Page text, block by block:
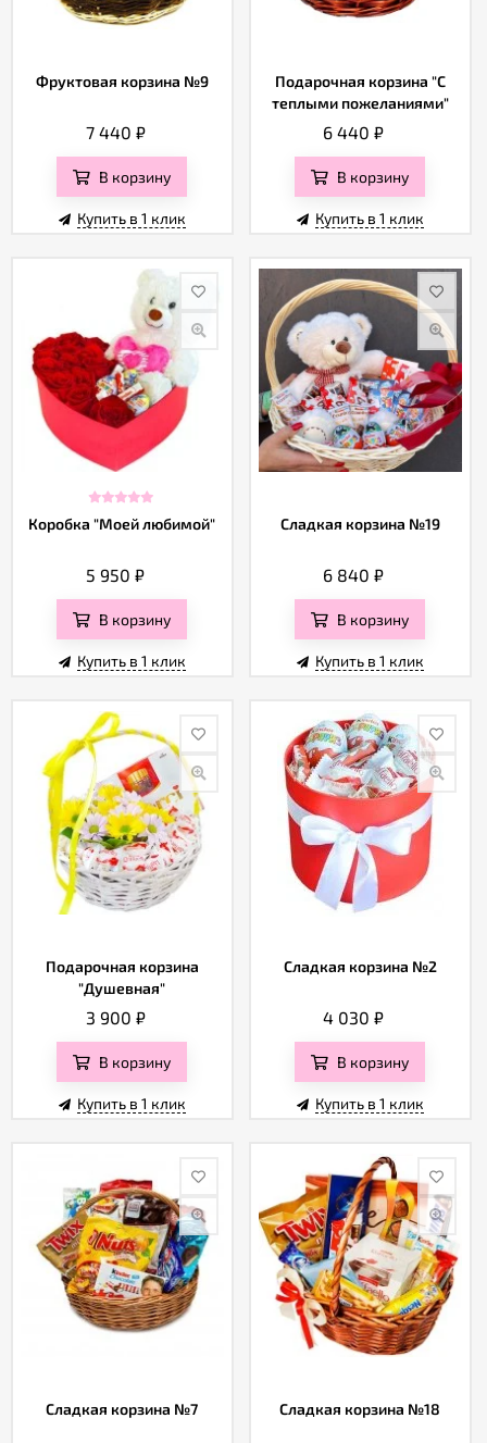
Фруктовая корзина №9
7 440 ₽
В корзину
Купить в 1 клик
Подарочная корзина "С
теплыми пожеланиями"
6 440₽
В корзину
Купить в 1 клик
Коробка "Моей любимой"
5 950₽
В корзину
Купить в 1 клик
Сладкая корзина №19
6 840₽
В корзину
Купить в 1 клик
Подарочная корзина
"Душевная"
3 900 ₽
В корзину
Купить в 1 клик
Сладкая корзина №2
4 030₽
В корзину
Купить в 1 клик
Сладкая корзина №7 Сладкая корзина №18